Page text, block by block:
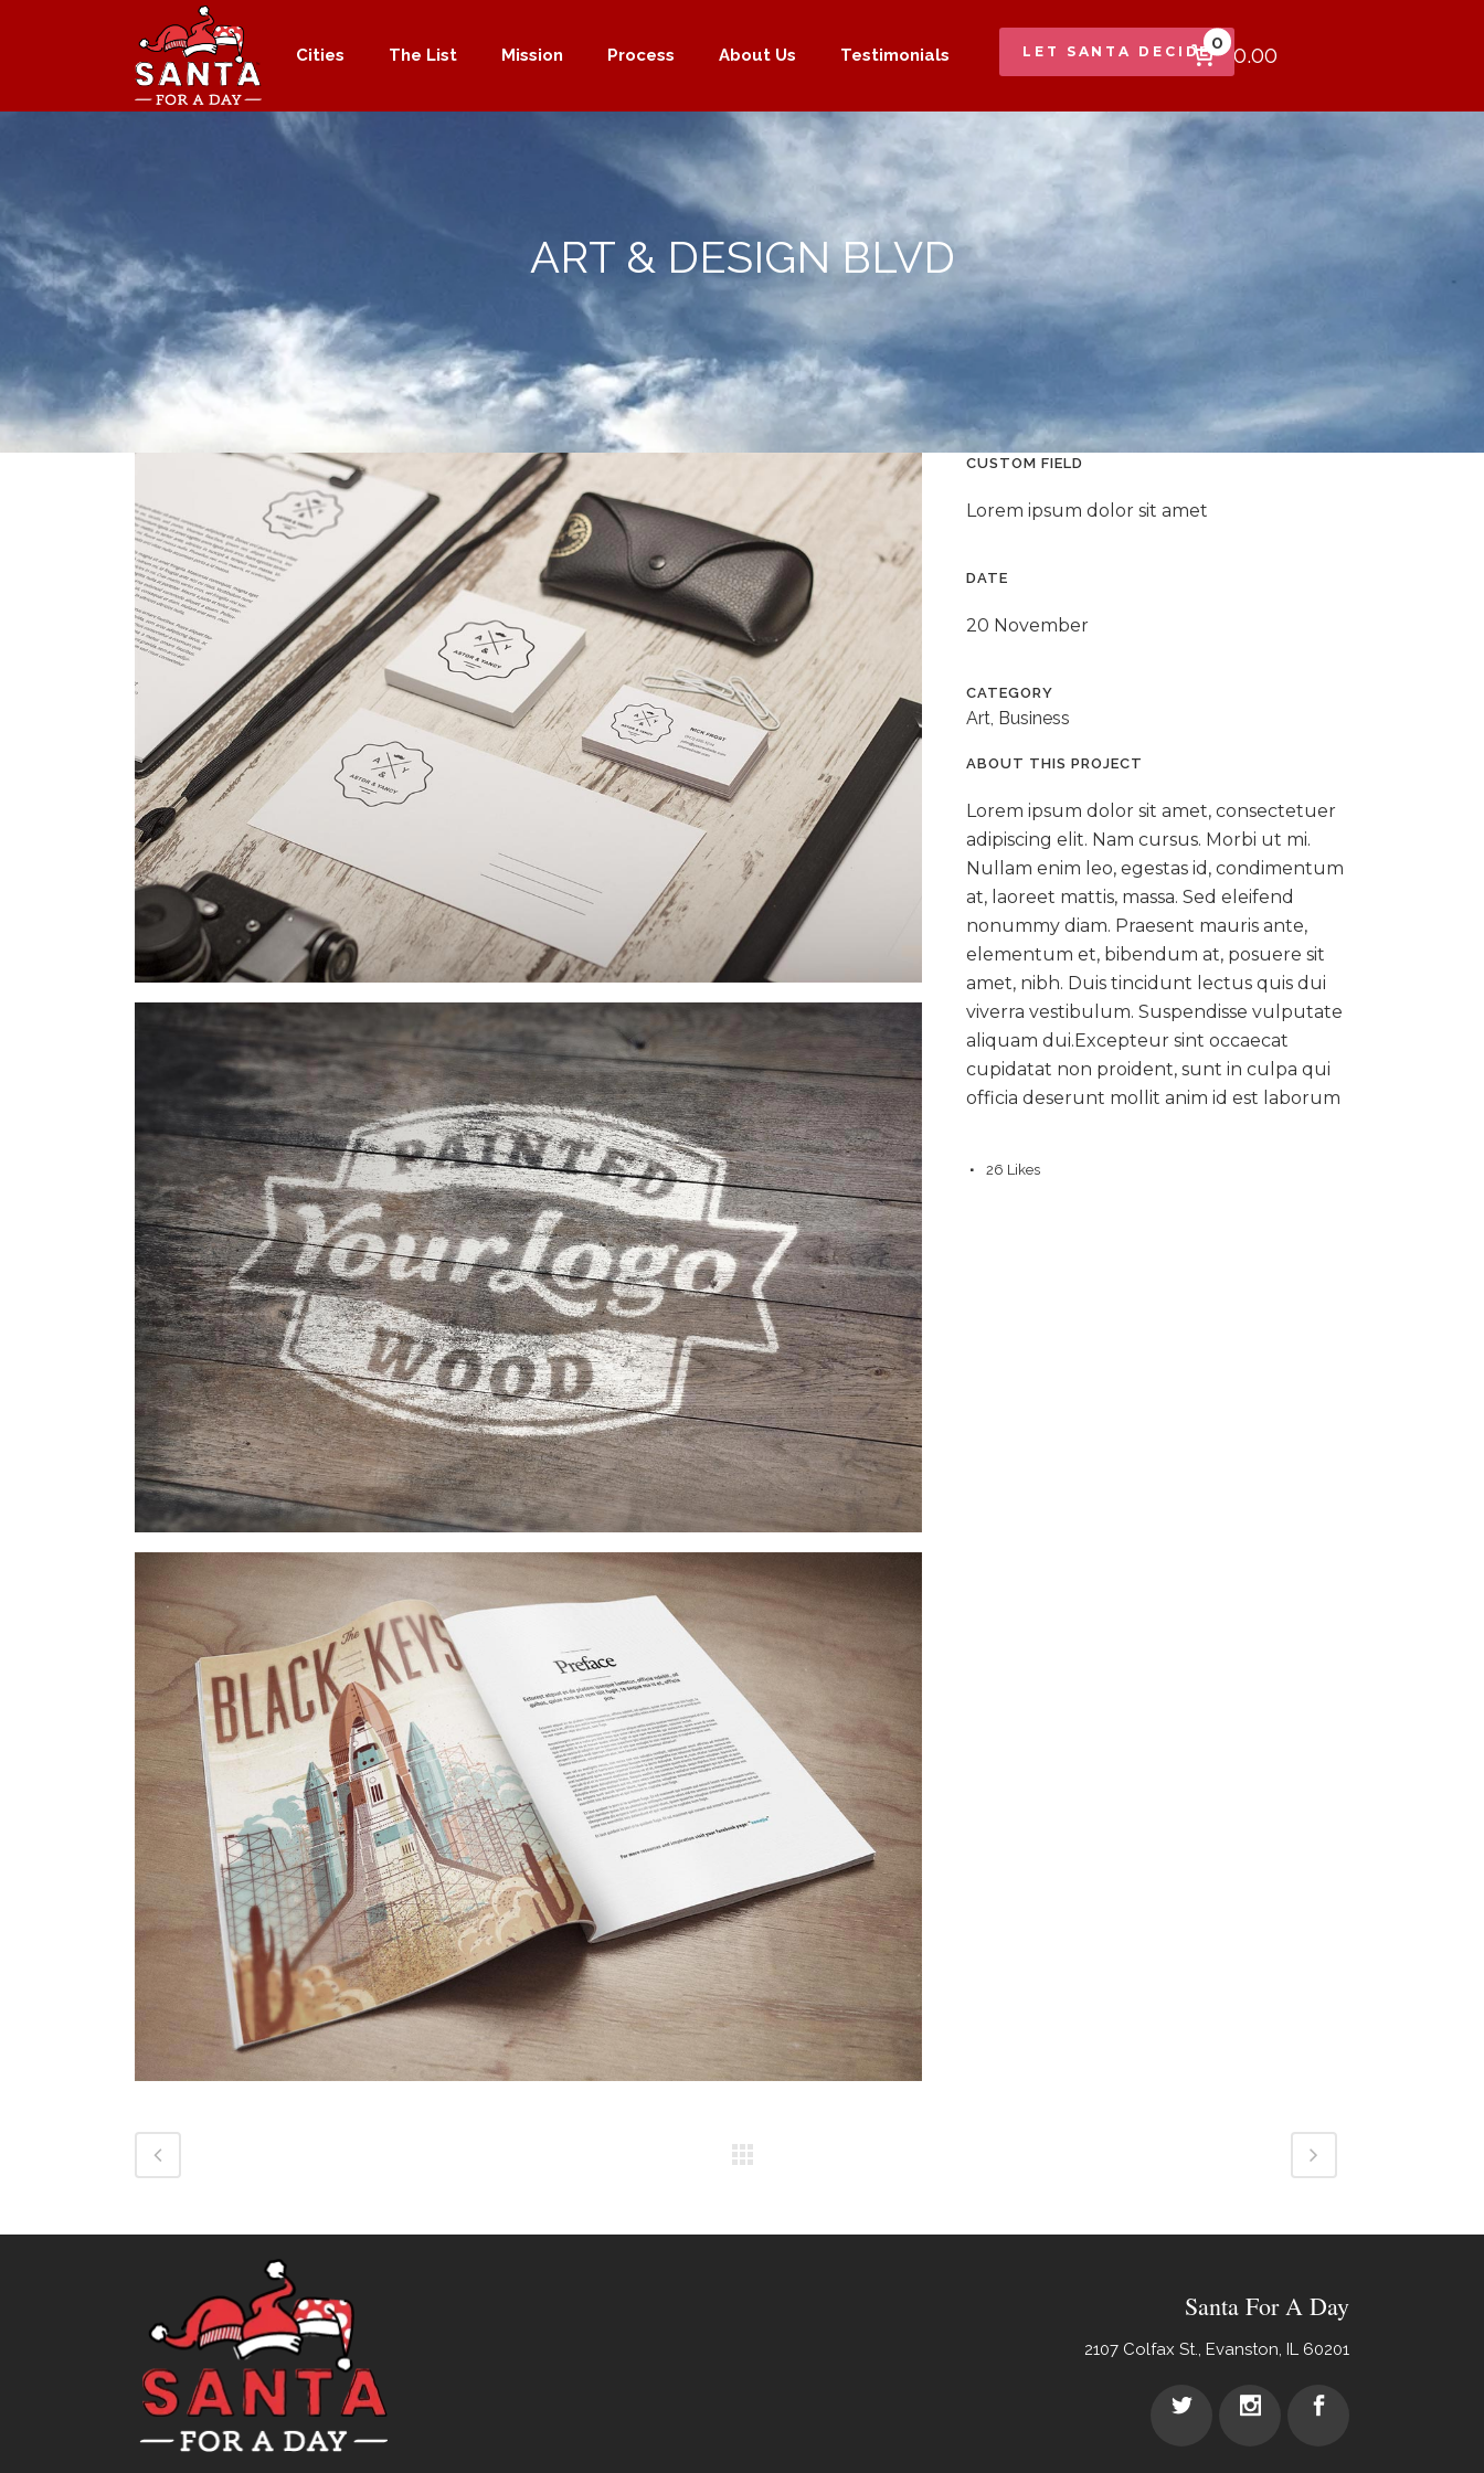
LET SANTA DECIDE0
$0.00
Cities The List Mission Process About Us Testimonials
ART & DESIGN BLVD
CUSTOM FIELD
Lorem ipsum dolor sit amet
DATE
20 November
CATEGORY
Art, Business
ABOUT THIS PROJECT
Lorem ipsum dolor sit amet, consectetuer
adipiscing elit. Nam cursus. Morbi ut mi.
Nullam enim leo, egestas id, condimentum
at, laoreet mattis, massa. Sed eleifend
nonummy diam. Praesent mauris ante,
elementum et, bibendum at, posuere sit
amet, nibh. Duis tincidunt lectus quis dui
viverra vestibulum. Suspendisse vulputate
aliquam dui.Excepteur sint occaecat
cupidatat non proident, sunt in culpa qui
officia deserunt mollit anim id est laborum
26 Likes
Santa For A Day
2107 Colfax St., Evanston, IL 60201